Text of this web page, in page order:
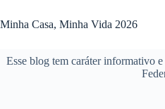
para
o
Minha Casa, Minha Vida 2026
Esse blog tem caráter informativo